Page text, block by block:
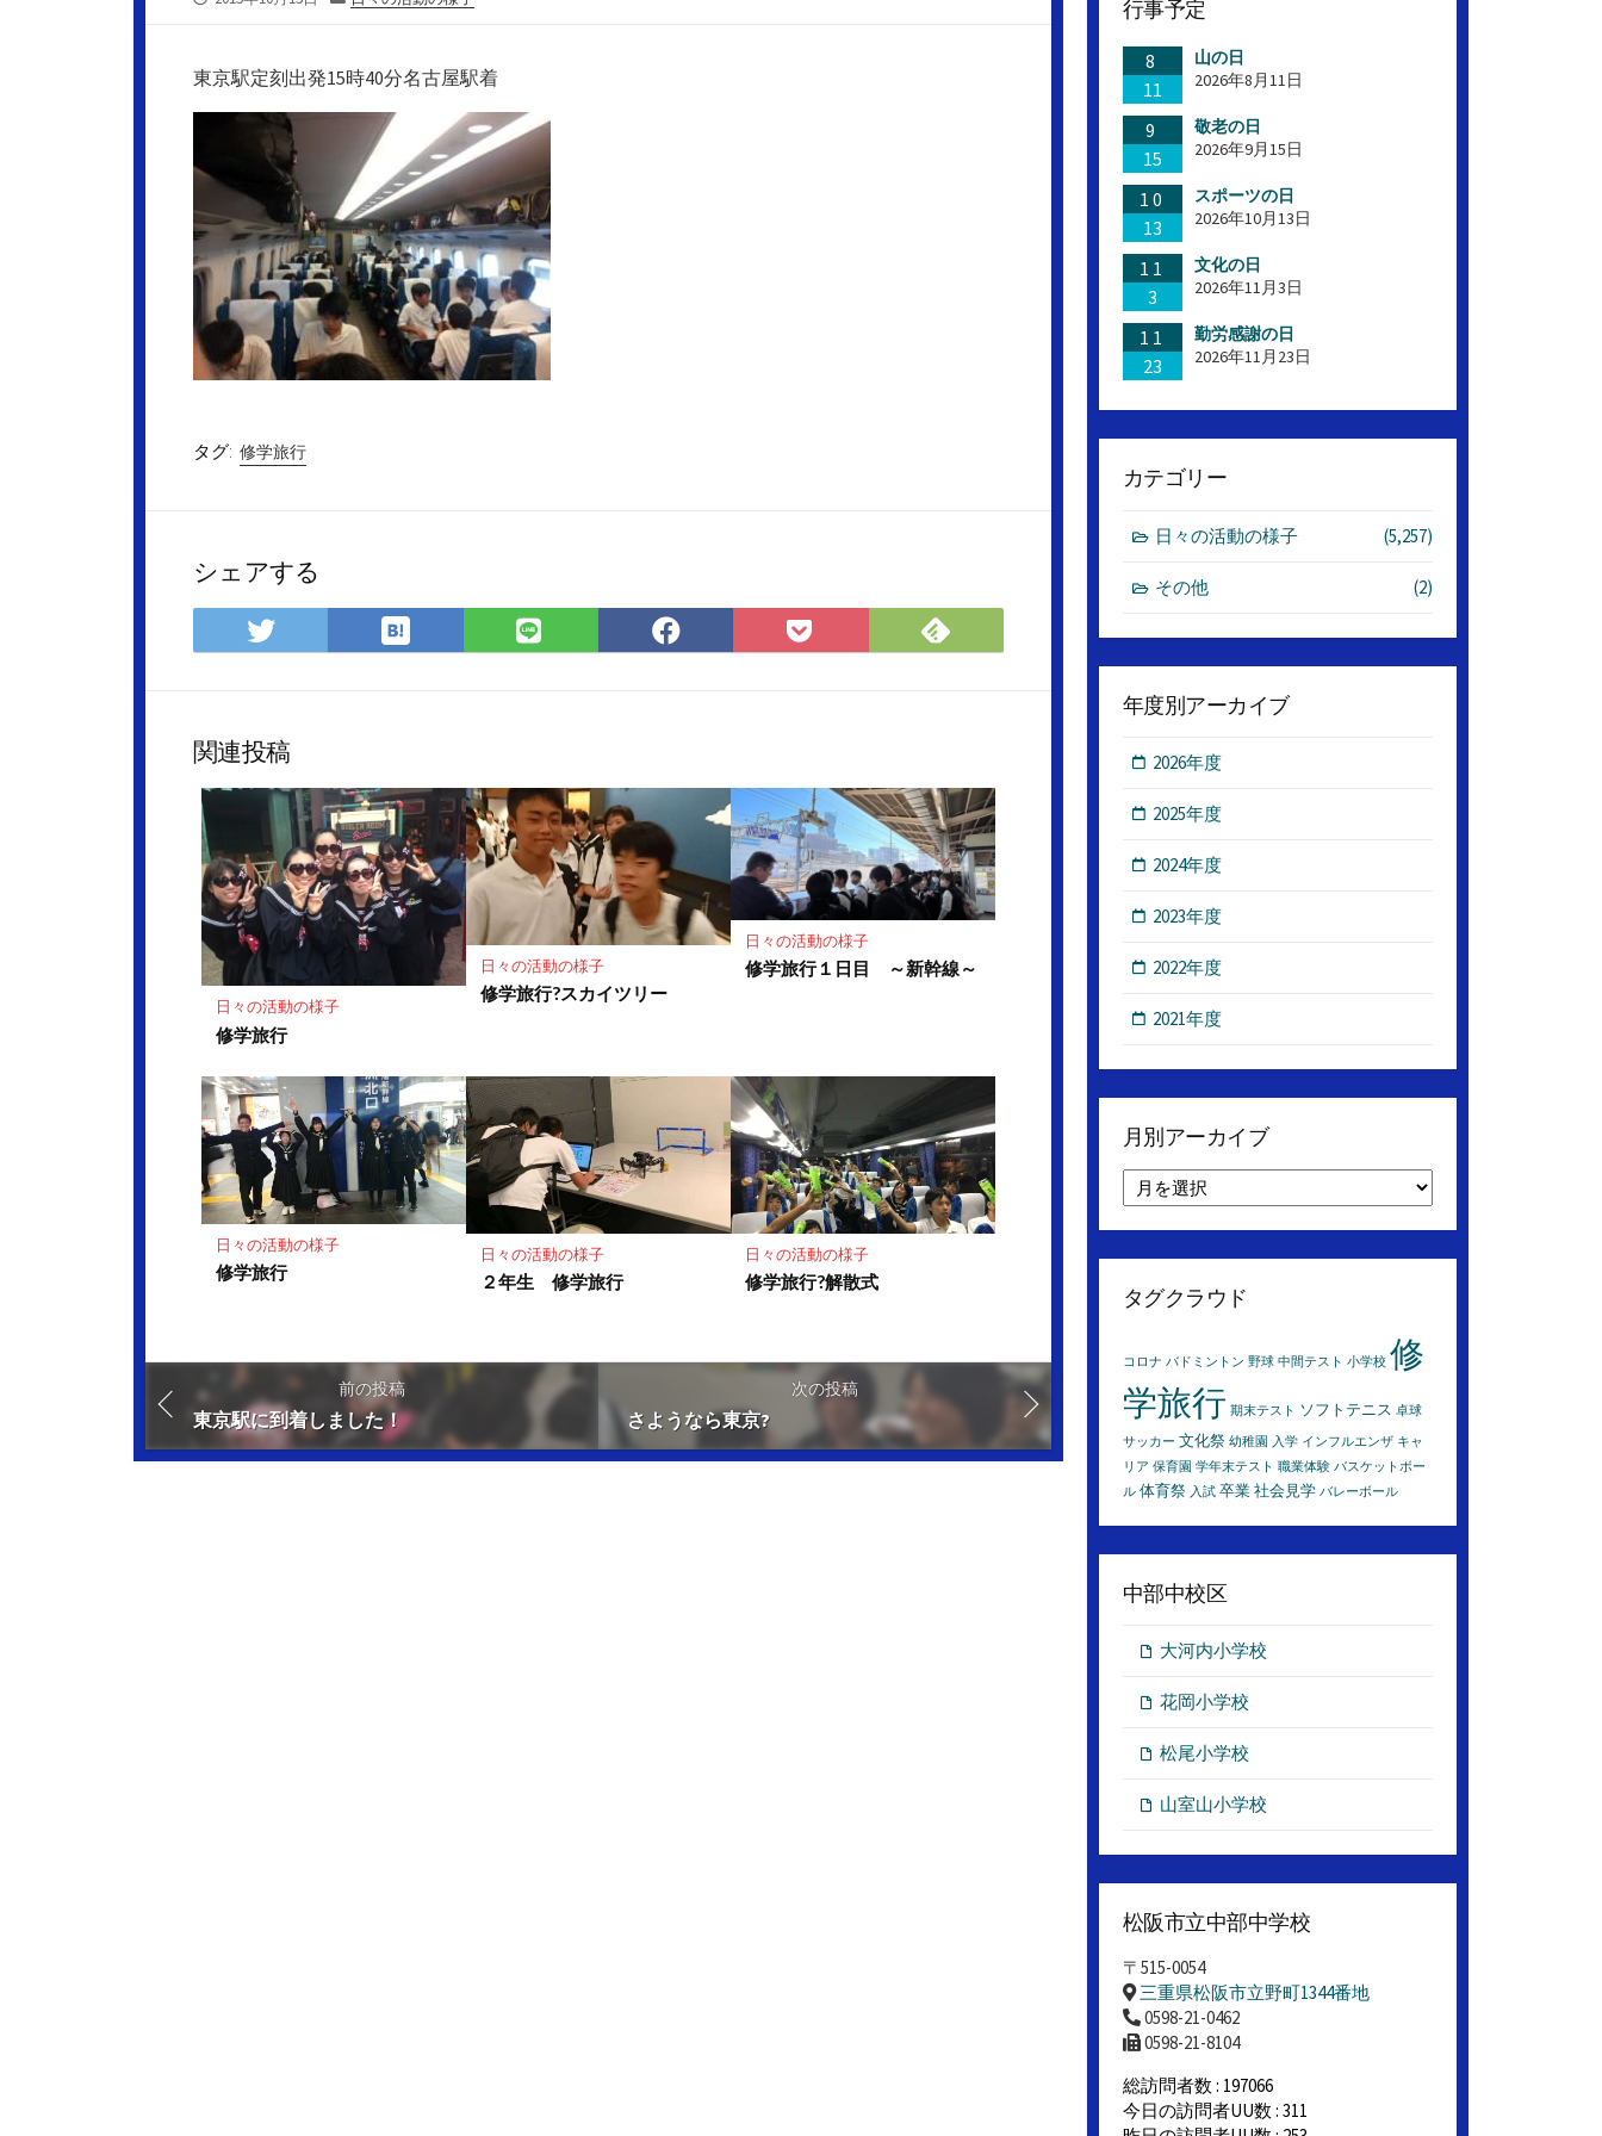
リ
ー
東京駅定刻出発15時40分名古屋駅着
タグ: 修学旅行
シェアする
Twitter
で
ア
は
て
マ
ー
ク
に
保
存
LINE
で
Facebook
で
Pocket
に
Feedly
で
関連投稿
日々の活動の様子
修学旅行
日々の活動の様子
修学旅行?スカイツリー
日々の活動の様子
修学旅行１日目 ～新幹線～
日々の活動の様子
修学旅行
日々の活動の様子
２年生 修学旅行
日々の活動の様子
修学旅行?解散式
前の投稿
東京駅に到着しました！
次の投稿
さようなら東京?
行事予定
8
11
山の日
2026年8月11日
9
15
敬老の日
2026年9月15日
10
13
スポーツの日
2026年10月13日
11
3
文化の日
2026年11月3日
11
23
勤労感謝の日
2026年11月23日
カテゴリー
日々の活動の様子 (5,257)
その他 (2)
年度別アーカイブ
2026年度
2025年度
2024年度
2023年度
2022年度
2021年度
月別アーカイブ
別
ア
ー
イ
タグクラウド
コロナ バドミントン 野球 中間テスト 小学校 修
学旅行 期末テスト ソフトテニス 卓球
サッカー 文化祭 幼稚園 入学 インフルエンザ キャ
リア 保育園 学年末テスト 職業体験 バスケットボー
ル 体育祭 入試 卒業 社会見学 バレーボール
中部中校区
大河内小学校
花岡小学校
松尾小学校
山室山小学校
松阪市立中部中学校
〒515-0054
三重県松阪市立野町1344番地
0598-21-0462
0598-21-8104
総訪問者数 : 197066
今日の訪問者UU数 : 311